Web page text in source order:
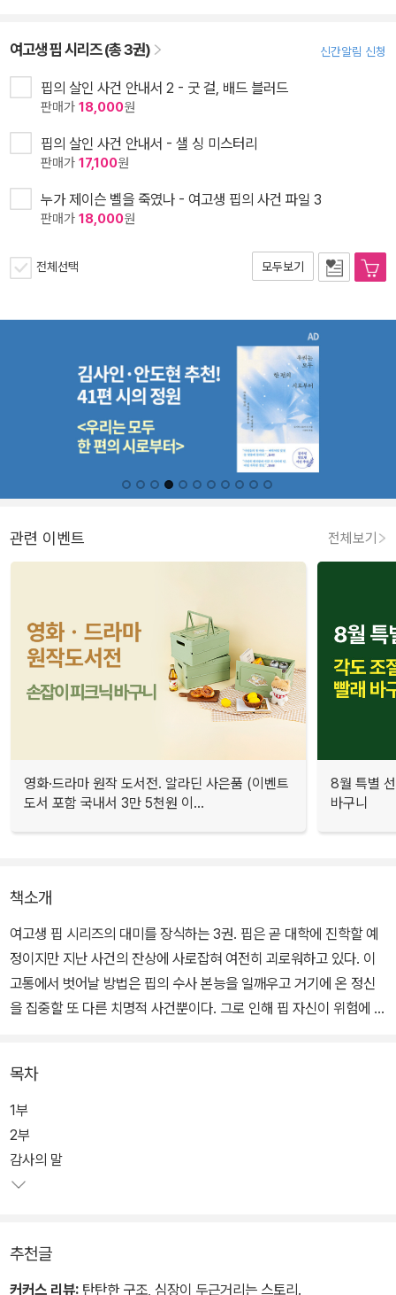
여고생 핍 시리즈 (총 3권) 신간알림 신청
핍의 살인 사건 안내서 2 - 굿 걸, 배드 블러드
판매가 18,000원
핍의 살인 사건 안내서 - 샐 싱 미스터리
판매가 17,100원
누가 제이슨 벨을 죽였나 - 여고생 핍의 사건 파일 3
판매가 18,000원
전체선택 모두보기
관련 이벤트 전체보기
영화·드라마 원작 도서전. 알라딘 사은품 (이벤트
도서 포함 국내서 3만 5천원 이...
8월 특별
바구니
책소개
여고생 핍 시리즈의 대미를 장식하는 3권. 핍은 곧 대학에 진학할 예
정이지만 지난 사건의 잔상에 사로잡혀 여전히 괴로워하고 있다. 이
고통에서 벗어날 방법은 핍의 수사 본능을 일깨우고 거기에 온 정신
을 집중할 또 다른 치명적 사건뿐이다. 그로 인해 핍 자신이 위험에 빠
해 위협에 익숙해 있는 핍이지만 이번만큼은 찜찜한 느낌을 지울 수
가 없다.
익명의 누군가가 이메일을 통해 계속해서 핍에게 질문을 던지고 있
다. “네가 사라지면 누가 널 찾지?” 위협은 점차 거세지고 핍은 누군
을 찾기 시작하면서 혹시 진짜 살인범이 아닌, 누명을 쓴 자가 감옥에
갇혀 있는 것은 아닌지 의심한다. 경찰은 나서주지 않을 게 뻔하고 남
목차
1부
2부
감사의 말
추천글
커커스 리뷰: 탄탄한 구조, 심장이 두근거리는 스토리.